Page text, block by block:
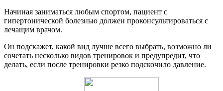
Начиная заниматься любым спортом, пациент с
гипертонической болезнью должен проконсультироваться с
лечащим врачом.
Он подскажет, какой вид лучше всего выбрать, возможно ли
сочетать несколько видов тренировок и предупредит, что
делать, если после тренировки резко подскочило давление.